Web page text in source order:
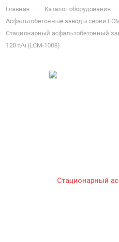
Главная — Каталог оборудования
Асфальтобетонные заводы серии
Стационарный асфальтобетонный
120 т/ч (LCM-1008)